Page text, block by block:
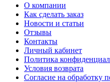
О компании
Как сделать заказ
Новости и статьи
Отзывы
Контакты
Личный кабинет
Политика
Условия возврата
Согласие на обработку